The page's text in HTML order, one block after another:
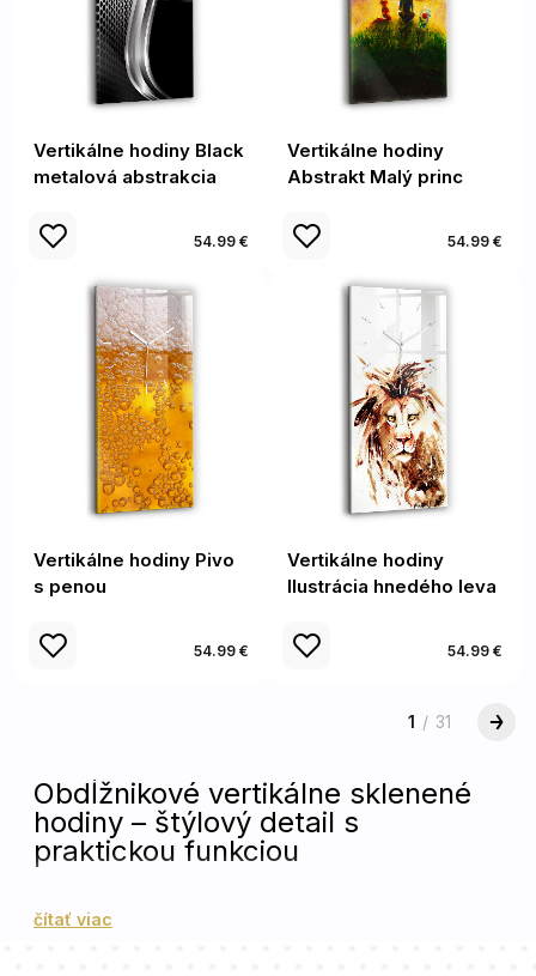
Vertikálne hodiny Black
metalová abstrakcia
54.99 €
Vertikálne hodiny
Abstrakt Malý princ
54.99 €
Vertikálne hodiny Pivo
s penou
54.99 €
Vertikálne hodiny
Ilustrácia hnedého leva
54.99 €
1 / 31
Obdĺžnikové vertikálne sklenené
hodiny – štýlový detail s
praktickou funkciou
Vertikálne hodiny s hladkým chodom sú ideálnym
čítať viac